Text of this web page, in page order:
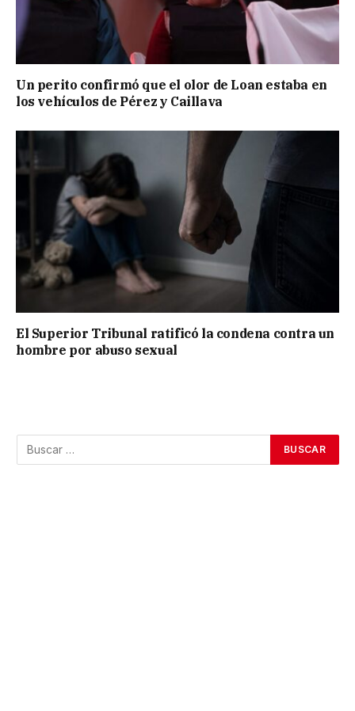
Un perito confirmó que el olor de Loan estaba en
los vehículos de Pérez y Caillava
El Superior Tribunal ratificó la condena contra un
hombre por abuso sexual